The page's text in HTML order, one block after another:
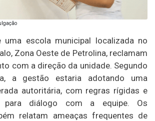
uma escola municipal localizada no
Zona Oeste de Petrolina, reclamam
com a direção da unidade. Segundo
a gestão estaria adotando uma
autoritária, com regras rígidas e
para diálogo com a equipe. Os
relatam ameaças frequentes de